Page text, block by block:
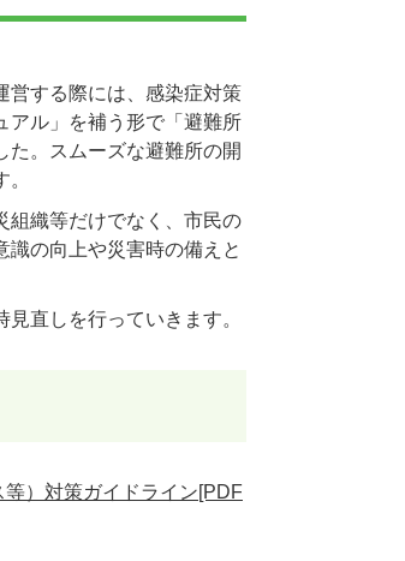
営する際には、感染症対策
アル」を補う形で「避難所
た。スムーズな避難所の開
組織等だけでなく、市民の
の向上や災害時の備えと
直しを行っていきます。
等）対策ガイドライン[PDF